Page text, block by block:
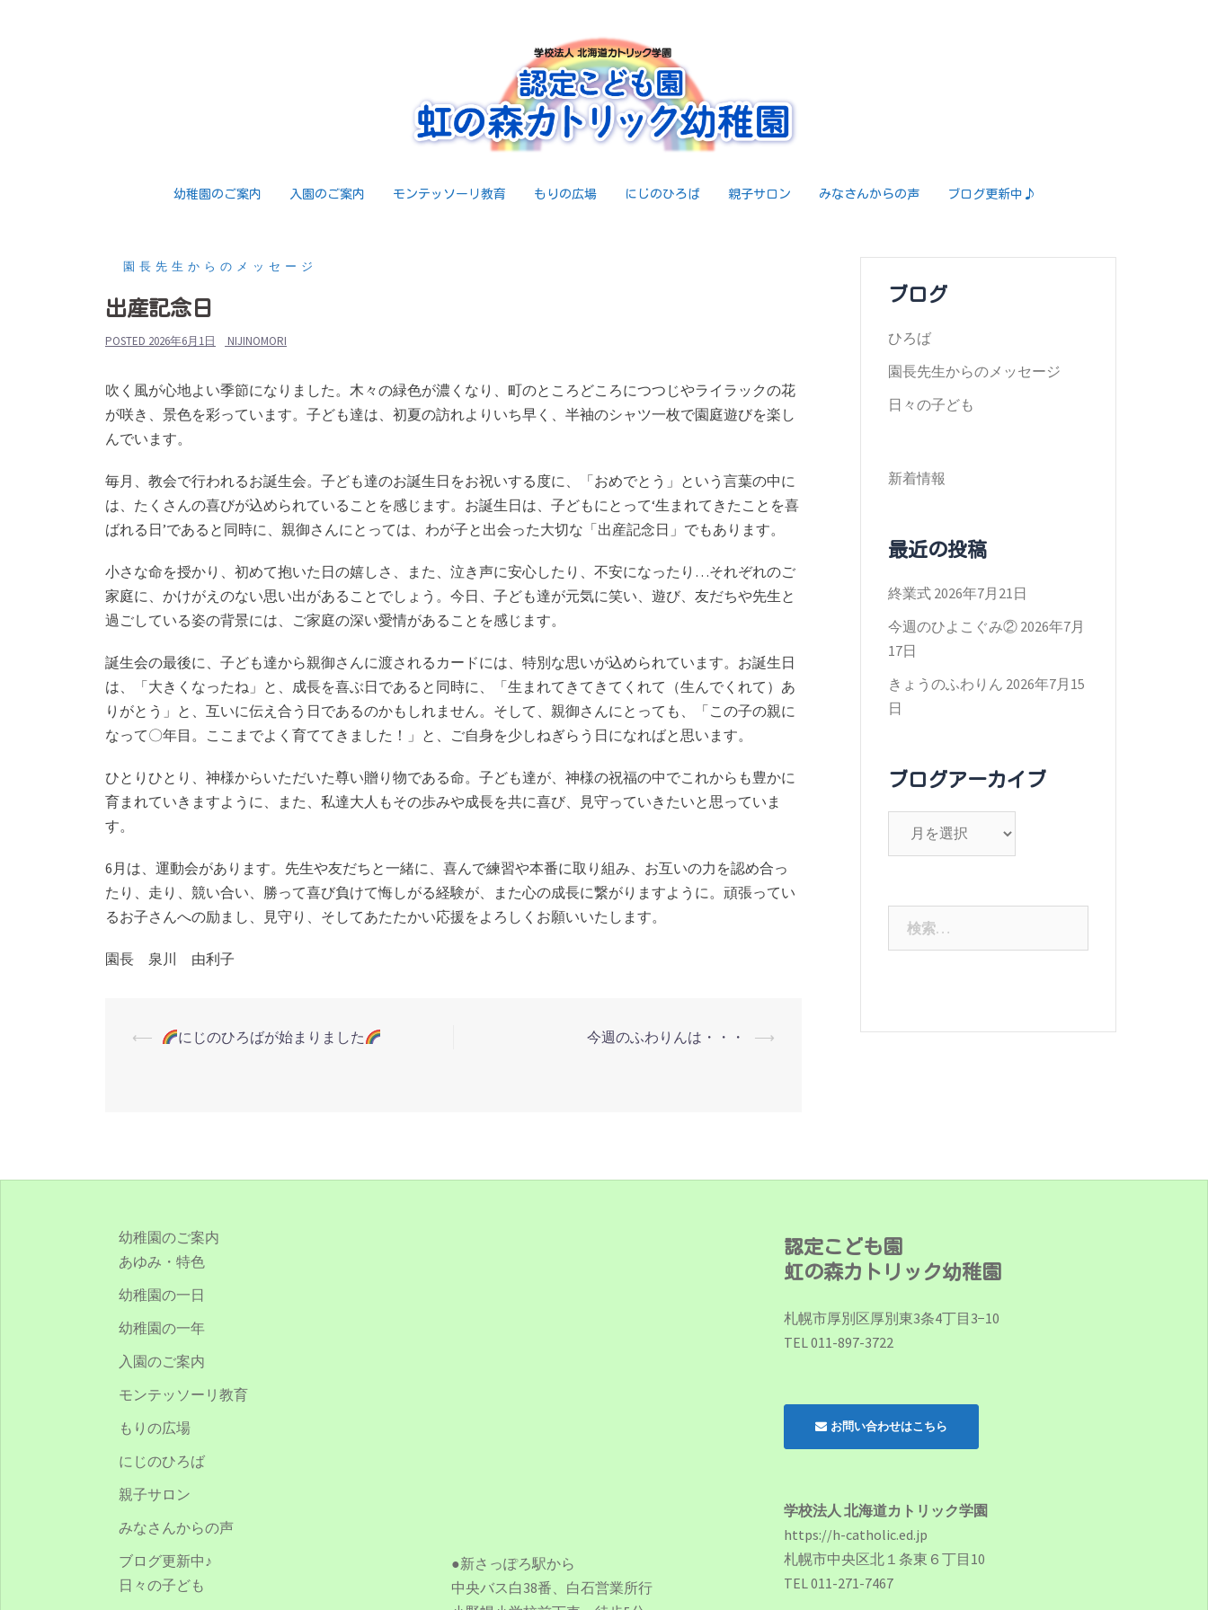
幼稚園のご案内 入園のご案内 モンテッソーリ教育 もりの広場 にじのひろば 親子サロン みなさんからの声 ブログ更新中♪
園長先生からのメッセージ
出産記念日
POSTED 2026年6月1日 NIJINOMORI
吹く風が心地よい季節になりました。木々の緑色が濃くなり、町のところどころにつつじやライラックの花
が咲き、景色を彩っています。子ども達は、初夏の訪れよりいち早く、半袖のシャツ一枚で園庭遊びを楽し
んでいます。
毎月、教会で行われるお誕生会。子ども達のお誕生日をお祝いする度に、「おめでとう」という言葉の中に
は、たくさんの喜びが込められていることを感じます。お誕生日は、子どもにとって‘生まれてきたことを喜
ばれる日’であると同時に、親御さんにとっては、わが子と出会った大切な「出産記念日」でもあります。
小さな命を授かり、初めて抱いた日の嬉しさ、また、泣き声に安心したり、不安になったり…それぞれのご
家庭に、かけがえのない思い出があることでしょう。今日、子ども達が元気に笑い、遊び、友だちや先生と
過ごしている姿の背景には、ご家庭の深い愛情があることを感じます。
誕生会の最後に、子ども達から親御さんに渡されるカードには、特別な思いが込められています。お誕生日
は、「大きくなったね」と、成長を喜ぶ日であると同時に、「生まれてきてきてくれて（生んでくれて）あ
りがとう」と、互いに伝え合う日であるのかもしれません。そして、親御さんにとっても、「この子の親に
なって〇年目。ここまでよく育ててきました！」と、ご自身を少しねぎらう日になればと思います。
ひとりひとり、神様からいただいた尊い贈り物である命。子ども達が、神様の祝福の中でこれからも豊かに
育まれていきますように、また、私達大人もその歩みや成長を共に喜び、見守っていきたいと思っていま
す。
6月は、運動会があります。先生や友だちと一緒に、喜んで練習や本番に取り組み、お互いの力を認め合っ
たり、走り、競い合い、勝って喜び負けて悔しがる経験が、また心の成長に繋がりますように。頑張ってい
るお子さんへの励まし、見守り、そしてあたたかい応援をよろしくお願いいたします。
園長 泉川 由利子
投
シ
ョ
ン
⟵ にじのひろばが始まりました 今週のふわりんは・・・ ⟶
ブログ
ひろば
園長先生からのメッセージ
日々の子ども
新着情報
最近の投稿
終業式 2026年7月21日
今週のひよこぐみ② 2026年7月
17日
きょうのふわりん 2026年7月15
日
ブログアーカイブ
幼稚園のご案内
あゆみ・特色
幼稚園の一日
幼稚園の一年
入園のご案内
モンテッソーリ教育
もりの広場
にじのひろば
親子サロン
みなさんからの声
ブログ更新中♪
日々の子ども
●新さっぽろ駅から
中央バス白38番、白石営業所行
認定こども園
虹の森カトリック幼稚園
札幌市厚別区厚別東3条4丁目3−10
TEL 011-897-3722
お問い合わせはこちら
学校法人 北海道カトリック学園
https://h-catholic.ed.jp
札幌市中央区北１条東６丁目10
TEL 011-271-7467